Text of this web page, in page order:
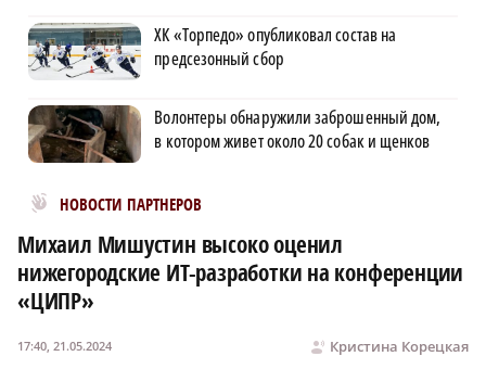
ХК «Торпедо» опубликовал состав на
предсезонный сбор
Волонтеры обнаружили заброшенный дом,
в котором живет около 20 собак и щенков
НОВОСТИ ПАРТНЕРОВ
Новости МирТесен
Михаил Мишустин высоко оценил
нижегородские ИТ-разработки на конференции
«ЦИПР»
Кристина Корецкая
17:40, 21.05.2024